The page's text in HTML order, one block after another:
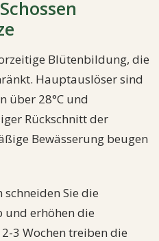
Blütenbildung, die
Hauptauslöser sind
über 28°C und
Rückschnitt der
Bewässerung beugen
schneiden Sie die
und erhöhen die
3 Wochen treiben die